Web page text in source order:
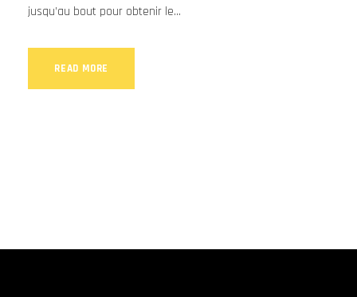
jusqu’au bout pour obtenir le...
READ MORE